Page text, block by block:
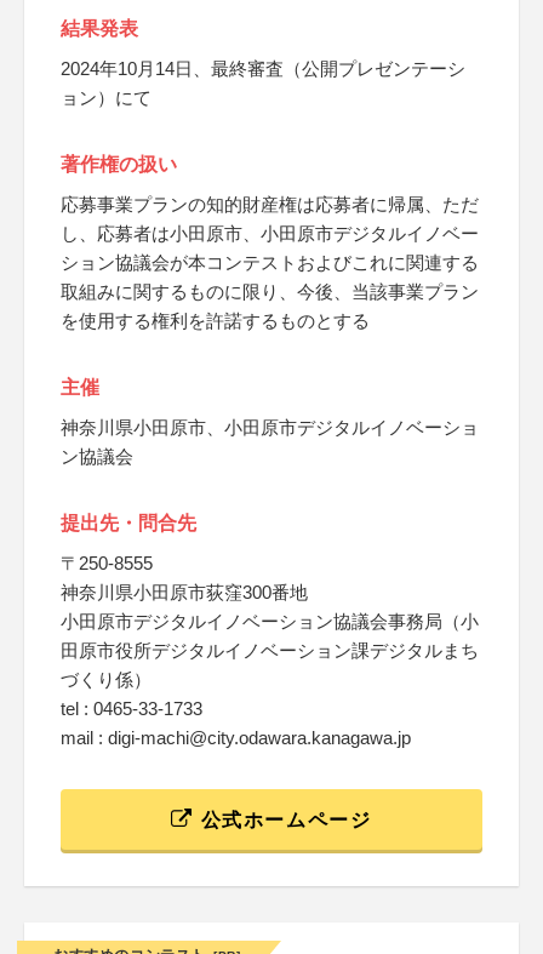
結果発表
2024年10月14日、最終審査（公開プレゼンテーシ
ョン）にて
著作権の扱い
応募事業プランの知的財産権は応募者に帰属、ただ
し、応募者は小田原市、小田原市デジタルイノベー
ション協議会が本コンテストおよびこれに関連する
取組みに関するものに限り、今後、当該事業プラン
を使用する権利を許諾するものとする
主催
神奈川県小田原市、小田原市デジタルイノベーショ
ン協議会
提出先・問合先
〒250-8555
神奈川県小田原市荻窪300番地
小田原市デジタルイノベーション協議会事務局（小
田原市役所デジタルイノベーション課デジタルまち
づくり係）
tel : 0465-33-1733
mail : digi-machi@city.odawara.kanagawa.jp
公式ホームページ